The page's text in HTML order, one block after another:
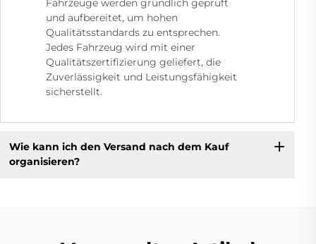
Fahrzeuge werden gründlich geprüft
und aufbereitet, um hohen
Qualitätsstandards zu entsprechen.
Jedes Fahrzeug wird mit einer
Qualitätszertifizierung geliefert, die
Zuverlässigkeit und Leistungsfähigkeit
sicherstellt.
Wie kann ich den Versand nach dem Kauf
organisieren?